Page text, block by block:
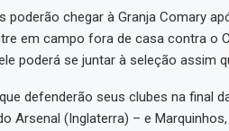
chegar à Granja Comary
em campo fora de casa contra o
poderá se juntar à seleção assim
defenderão seus clubes na final
Arsenal (Inglaterra) – e